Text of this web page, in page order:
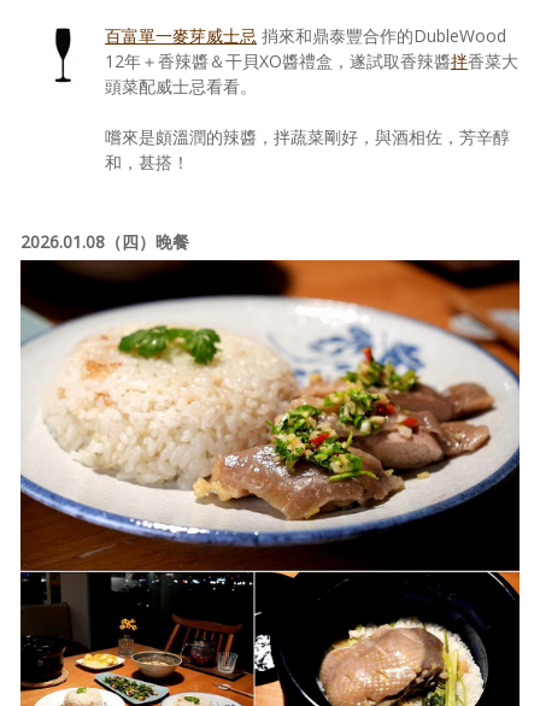
百富單一麥芽威士忌 捎來和鼎泰豐合作的DubleWood
12年＋香辣醬＆干貝XO醬禮盒，遂試取香辣醬拌香菜大
頭菜配威士忌看看。
嚐來是頗溫潤的辣醬，拌蔬菜剛好，與酒相佐，芳辛醇
和，甚搭！
2026.01.08（四）晚餐